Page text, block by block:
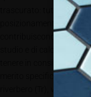
trascurato: tutte le
posizionamento
contribuiscono a
studio e di calcolo delle
tenere in
merito specifico,
riverbero (Tr), vale a